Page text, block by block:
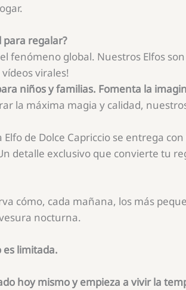
para regalar?
fenómeno global. Nuestros Elfos
virales!
niños y familias. Fomenta la
la máxima magia y calidad,
Elfo de Dolce Capriccio se entrega
detalle exclusivo que convierte tu
cómo, cada mañana, los más
nocturna.
es limitada.
hoy mismo y empieza a vivir la